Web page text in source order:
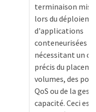
terminaison mis
lors du
d'applications
conteneurisées
nécessitant un
précis du
volumes, des
QoS ou de la
capacité. Ceci est